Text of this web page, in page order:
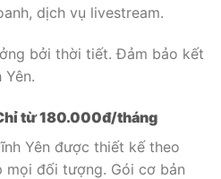
dịch vụ livestream.
bởi thời tiết. Đảm bảo kết
từ 180.000đ/tháng
Yên được thiết kế theo
mọi đối tượng. Gói cơ bản